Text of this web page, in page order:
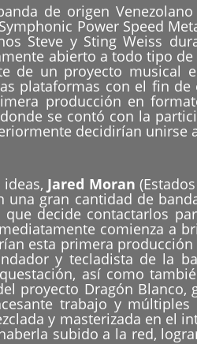
de origen
Power Speed
Steve y Sting Weiss
abierto a todo tipo
de un proyecto musical
plataformas con el fin
producción en
se contó con la
decidirían unirse
Jared Moran
una gran cantidad de
decide contactarlos
comienza a
esta primera
y tecladista de la
así como
proyecto Dragón
trabajo y
y masterizada en el
subido a la red,